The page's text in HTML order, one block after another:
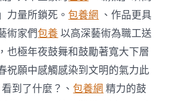
力量所鎖死。包養網 、作品更具
術家們包養 以高深藝術為職工送
也極年夜鼓舞和鼓勵著寬大下層
祝願中感觸感染到文明的氣力此
看到了什麼？、包養網 精力的鼓